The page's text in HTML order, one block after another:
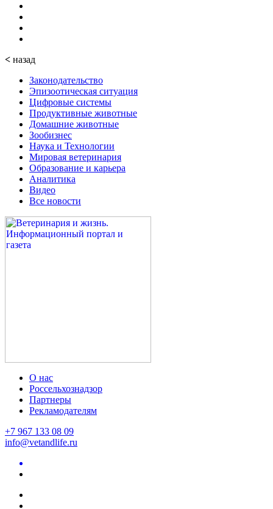
< назад
Законодательство
Эпизоотическая ситуация
Цифровые системы
Продуктивные животные
Домашние животные
Зообизнес
Наука и Технологии
Мировая ветеринария
Образование и карьера
Аналитика
Видео
Все новости
О нас
Россельхознадзор
Партнеры
Рекламодателям
+7 967 133 08 09
info@vetandlife.ru